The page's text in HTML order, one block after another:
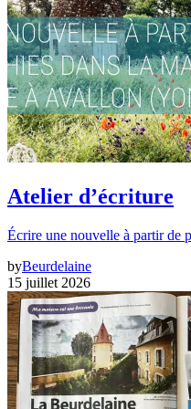
Atelier d’écriture
Écrire une nouvelle à partir de
byBeurdelaine
15 juillet 2026